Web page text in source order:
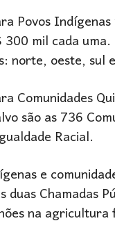
Povos
mil cada
norte, oeste, sul
Comunidades
são as 736
Racial.
e
Chamadas
na